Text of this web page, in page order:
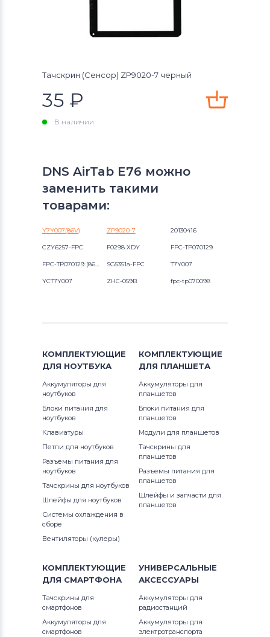
Тачскрин (Сенсор) ZP9020-7 черный
35 ₽
В наличии
DNS AirTab E76 можно
заменить такими
товарами:
Y7Y007(86V) ZP9020-7 20130416
CZY6257-FPC F0298 XDY FPC-TP070129
FPC-TP070129 (86VS) 00 SG5351a-FPC T7Y007
YCT7Y007 ZHC-059B fpc-tp070098
КОМПЛЕКТУЮЩИЕ
ДЛЯ НОУТБУКА
Аккумуляторы для
ноутбуков
Блоки питания для
ноутбуков
Клавиатуры
Петли для ноутбуков
Разъемы питания для
ноутбуков
Тачскрины для ноутбуков
Шлейфы для ноутбуков
Системы охлаждения в
сборе
Вентиляторы (кулеры)
КОМПЛЕКТУЮЩИЕ
ДЛЯ ПЛАНШЕТА
Аккумуляторы для
планшетов
Блоки питания для
планшетов
Модули для планшетов
Тачскрины для
планшетов
Разъемы питания для
планшетов
Шлейфы и запчасти для
планшетов
КОМПЛЕКТУЮЩИЕ
ДЛЯ СМАРТФОНА
Тачскрины для
смартфонов
Аккумуляторы для
смартфонов
УНИВЕРСАЛЬНЫЕ
АКСЕССУАРЫ
Аккумуляторы для
радиостанций
Аккумуляторы для
электротранспорта